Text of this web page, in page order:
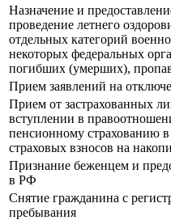
Назначение и
проведение летнего
отдельных категорий
некоторых федеральных
погибших (умерших),
Прием заявлений на
Прием от застрахованных
вступлении в
пенсионному страхованию
страховых взносов на
Признание беженцем и
в РФ
Снятие гражданина с
пребывания